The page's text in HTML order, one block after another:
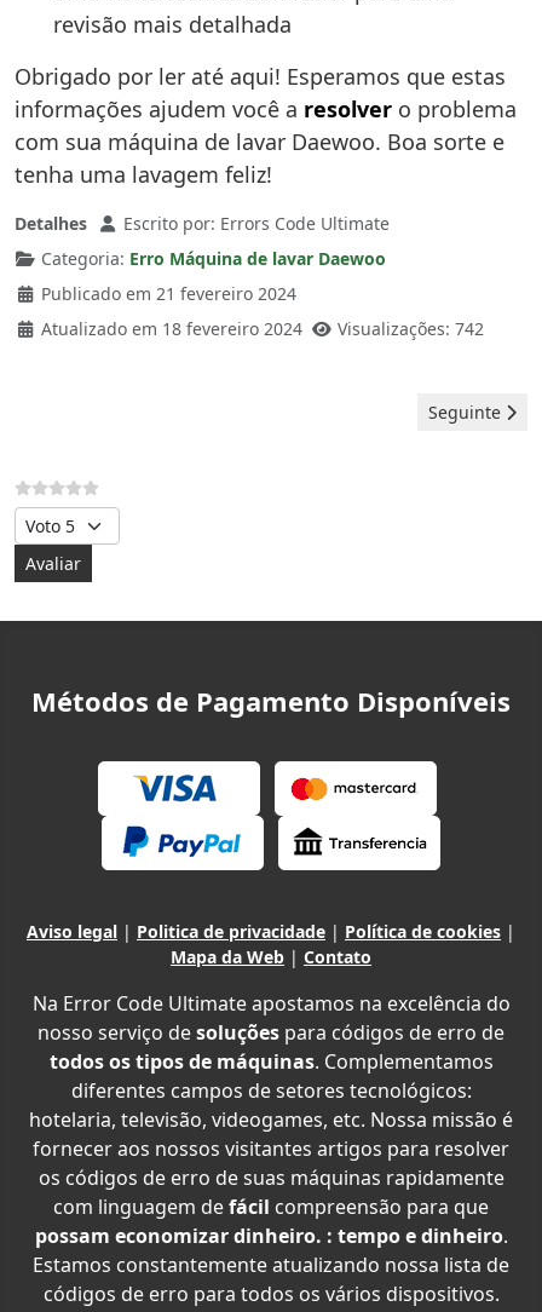
revisão mais detalhada
Obrigado por ler até aqui! Esperamos que estas
informações ajudem você a resolver o problema
com sua máquina de lavar Daewoo. Boa sorte e
tenha uma lavagem feliz!
Detalhes Escrito por: Errors Code Ultimate
Categoria: Erro Máquina de lavar Daewoo
Publicado em 21 fevereiro 2024
Atualizado em 18 fevereiro 2024
Visualizações: 742
Artigo
Seguinte
Avalie, por favor
Métodos de Pagamento Disponíveis
Aviso legal | Politica de privacidade | Política de cookies |
Mapa da Web | Contato
Na Error Code Ultimate apostamos na excelência do
nosso serviço desoluções para códigos de erro de
todos os tipos de máquinas. Complementamos
diferentes campos de setores tecnológicos:
hotelaria, televisão, videogames, etc. Nossa missão é
fornecer aos nossos visitantes artigos para resolver
os códigos de erro de suas máquinas rapidamente
com linguagem defácil compreensão para que
possam economizar dinheiro. : tempo e dinheiro.
Estamos constantemente atualizando nossa lista de
códigos de erro para todos os vários dispositivos.